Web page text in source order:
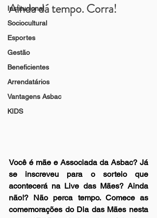
Institucional
Sociocultural
Esportes
Gestão
Beneficientes
Arrendatários
Vantagens Asbac
KIDS
Ainda dá tempo. Corra!
Você é mãe e Associada da Asbac? Já
se inscreveu para o sorteio que
acontecerá na Live das Mães? Ainda
não!? Não perca tempo. Comece as
comemorações do Dia das Mães nesta